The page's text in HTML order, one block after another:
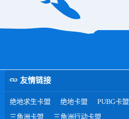
友情链接
绝地求生卡盟 绝地卡盟 PUBG卡盟
三角洲卡盟 三角洲行动卡盟